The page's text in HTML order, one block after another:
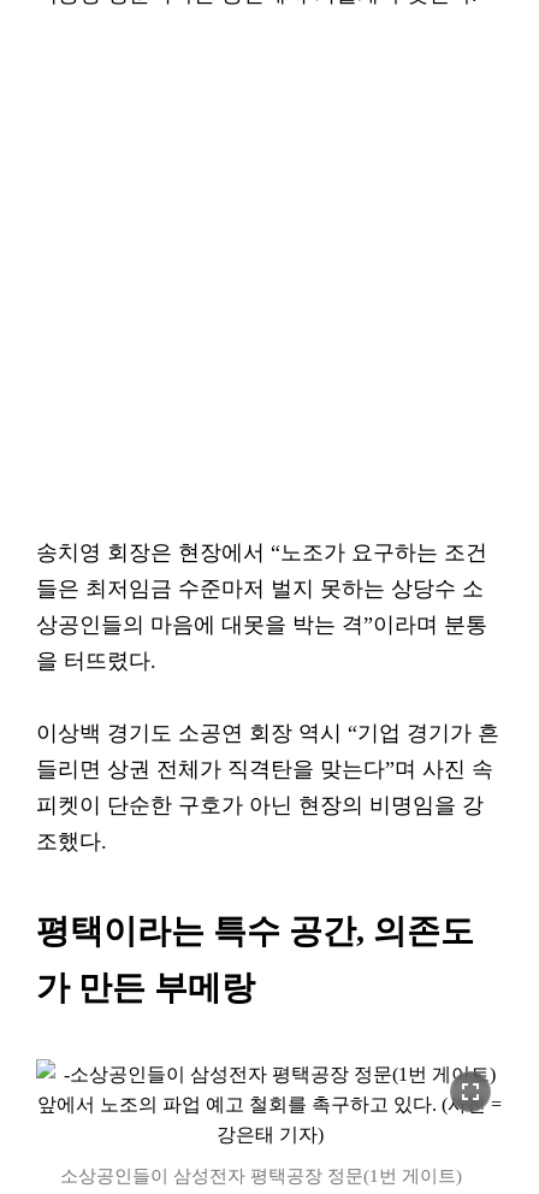
송치영 회장은 현장에서 “노조가 요구하는 조건
들은 최저임금 수준마저 벌지 못하는 상당수 소
상공인들의 마음에 대못을 박는 격”이라며 분통
을 터뜨렸다.
이상백 경기도 소공연 회장 역시 “기업 경기가 흔
들리면 상권 전체가 직격탄을 맞는다”며 사진 속
피켓이 단순한 구호가 아닌 현장의 비명임을 강
조했다.
평택이라는 특수 공간, 의존도
가 만든 부메랑
fullscreen
소상공인들이 삼성전자 평택공장 정문(1번 게이트)